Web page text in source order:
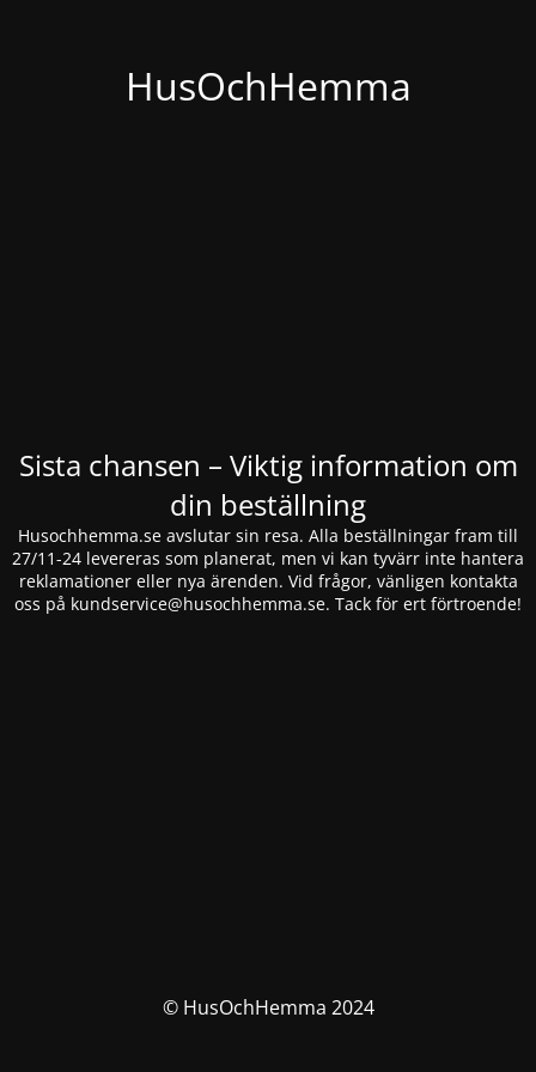
HusOchHemma
Sista chansen – Viktig information om
din beställning
Husochhemma.se avslutar sin resa. Alla beställningar fram till
27/11-24 levereras som planerat, men vi kan tyvärr inte hantera
reklamationer eller nya ärenden. Vid frågor, vänligen kontakta
oss på kundservice@husochhemma.se. Tack för ert förtroende!
© HusOchHemma 2024